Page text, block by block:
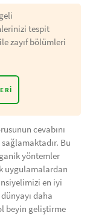
tespit
zayıf bölümleri
cevabını
Bu
yöntemler
uygulamalardan
en iyi
daha
beyin geliştirme